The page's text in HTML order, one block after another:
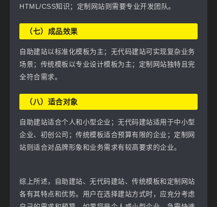
HTML/CSS知识；定制网站则需要专业开发团队。
（七）成品效果
自助建站以标准化模板为主；无代码建站可实现复杂业务
场景；传统模板以专业设计模板为主；定制网站独特且完
全符合需求。
（八）适合对象
自助建站适合个人和小型企业；无代码建站适用于中小型
企业、初创公司；传统模板适合预算有限的企业；定制网
站则适合对品牌形象和业务需求有较高要求的企业。
综上所述，自助建站、无代码建站、传统模板和定制网站
各有其特点和优势。用户在选择建站方式时，应充分考虑